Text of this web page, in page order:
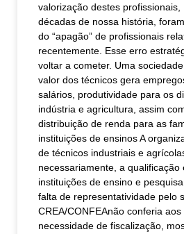
valorização destes profissionais,
décadas de nossa história,
do “apagão” de profissionais
recentemente. Esse erro
voltar a cometer. Uma
valor dos técnicos gera
salários, produtividade para os
indústria e agricultura, assim
distribuição de renda para as
instituições de ensinos A
de técnicos industriais e
necessariamente, a qualificação
instituições de ensino e
falta de representatividade pelo
CREA/CONFEAnão conferia
necessidade de fiscalização,